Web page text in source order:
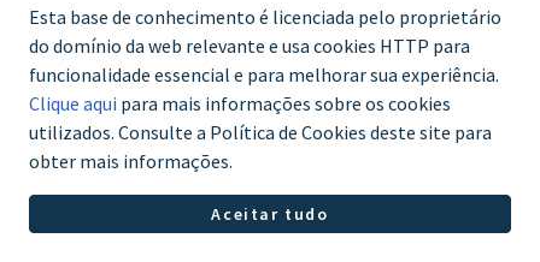
WhatsApp (61) 3772-7800
Esta base de conhecimento é licenciada pelo proprietário
do domínio da web relevante e usa cookies HTTP para
funcionalidade essencial e para melhorar sua experiência.
Clique aqui para mais informações sobre os cookies
utilizados. Consulte a Política de Cookies deste site para
obter mais informações.
Aceitar tudo